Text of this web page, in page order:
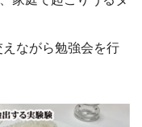
ながら勉強会を行